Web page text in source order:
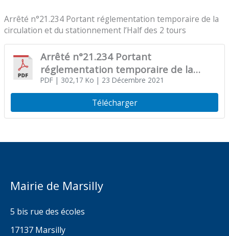
Arrêté n°21.234 Portant réglementation temporaire de la
circulation et du stationnement l’Half des 2 tours
Arrêté n°21.234 Portant
réglementation temporaire de la
circulation et du stationnement l’Half
des 2 tours
PDF| 302,17 Ko | 23 Décembre 2021
Télécharger
Mairie de Marsilly
5 bis rue des écoles
17137 Marsilly